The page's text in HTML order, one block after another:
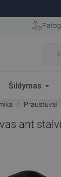
Šildymas
Praustuvai
ant